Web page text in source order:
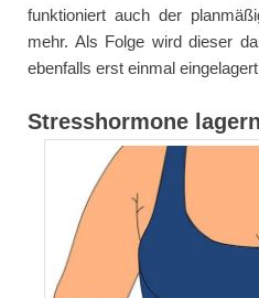
funktioniert auch der
mehr. Als Folge wird dieser
ebenfalls erst einmal
Stresshormone